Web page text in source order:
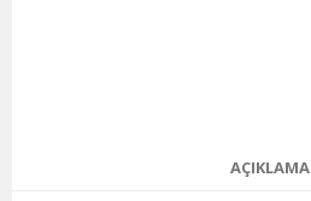
AÇIKLAMA